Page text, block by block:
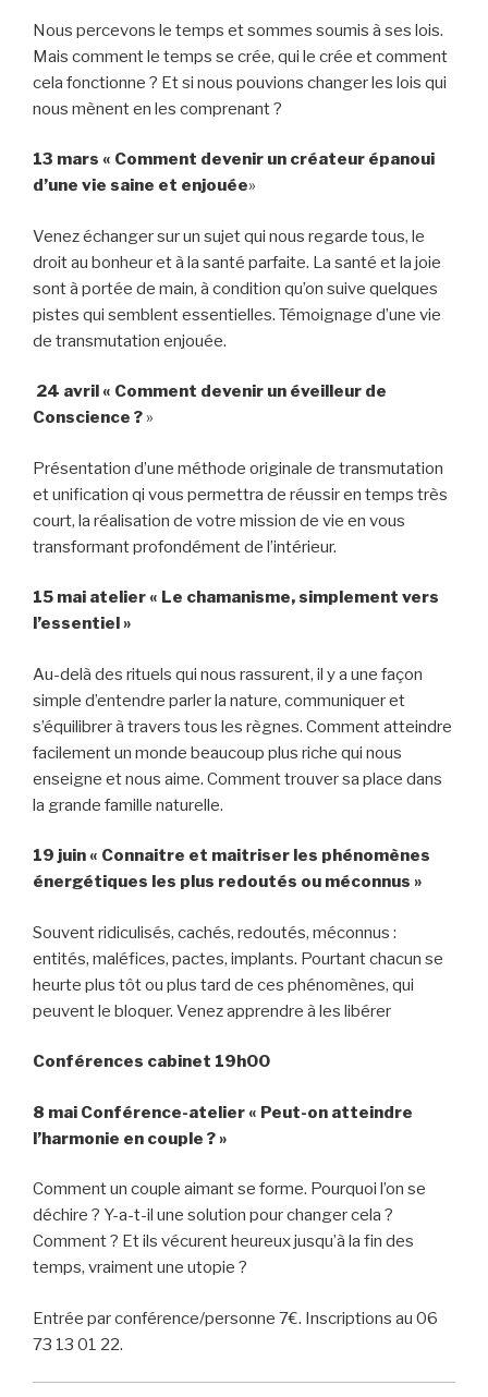
Nous percevons le temps et sommes soumis à ses lois.
Mais comment le temps se crée, qui le crée et comment
cela fonctionne ? Et si nous pouvions changer les lois qui
nous mènent en les comprenant ?
13 mars « Comment devenir un créateur épanoui
d’une vie saine et enjouée»
Venez échanger sur un sujet qui nous regarde tous, le
droit au bonheur et à la santé parfaite. La santé et la joie
sont à portée de main, à condition qu’on suive quelques
pistes qui semblent essentielles. Témoignage d’une vie
de transmutation enjouée.
24 avril « Comment devenir un éveilleur de
Conscience ? »
Présentation d’une méthode originale de transmutation
et unification qi vous permettra de réussir en temps très
court, la réalisation de votre mission de vie en vous
transformant profondément de l’intérieur.
15 mai atelier « Le chamanisme, simplement vers
l’essentiel »
Au-delà des rituels qui nous rassurent, il y a une façon
simple d’entendre parler la nature, communiquer et
s’équilibrer à travers tous les règnes. Comment atteindre
facilement un monde beaucoup plus riche qui nous
enseigne et nous aime. Comment trouver sa place dans
la grande famille naturelle.
19 juin« Connaitre et maitriser les phénomènes
énergétiques les plus redoutés ou méconnus »
Souvent ridiculisés, cachés, redoutés, méconnus :
entités, maléfices, pactes, implants. Pourtant chacun se
heurte plus tôt ou plus tard de ces phénomènes, qui
peuvent le bloquer. Venez apprendre à les libérer
Conférences cabinet 19h00
8 mai Conférence-atelier « Peut-on atteindre
l’harmonie en couple ? »
Comment un couple aimant se forme. Pourquoi l’on se
déchire ? Y-a-t-il une solution pour changer cela ?
Comment ? Et ils vécurent heureux jusqu’à la fin des
temps, vraiment une utopie ?
Entrée par conférence/personne 7€. Inscriptions au 06
73 13 01 22.